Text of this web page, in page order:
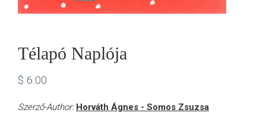
Télapó Naplója
$ 6.00
Szerző-Author: Horváth Ágnes - Somos Zsuzsa